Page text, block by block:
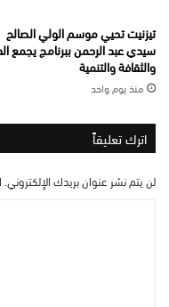
تيزنيت تحيي موسم الولي الصالح
سيدي عبد الرحمن ببرنامج يجمع
والثقافة والتنمية
منذ يوم واحد
اترك تعليقاً
لن يتم نشر عنوان بريدك الإلكتروني.